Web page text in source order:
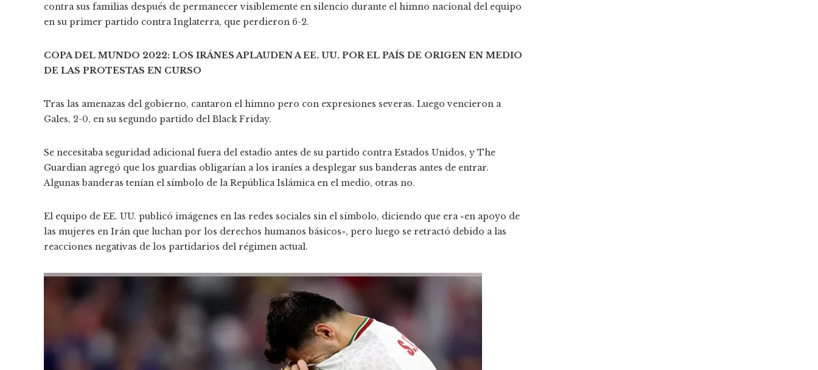
contra sus familias después de permanecer visiblemente en silencio durante el himno nacional del equipo
en su primer partido contra Inglaterra, que perdieron 6-2.
COPA DEL MUNDO 2022: LOS IRÁNES APLAUDEN A EE. UU. POR EL PAÍS DE ORIGEN EN MEDIO
DE LAS PROTESTAS EN CURSO
Tras las amenazas del gobierno, cantaron el himno pero con expresiones severas. Luego vencieron a
Gales, 2-0, en su segundo partido del Black Friday.
Se necesitaba seguridad adicional fuera del estadio antes de su partido contra Estados Unidos, y The
Guardian agregó que los guardias obligarían a los iraníes a desplegar sus banderas antes de entrar.
Algunas banderas tenían el símbolo de la República Islámica en el medio, otras no.
El equipo de EE. UU. publicó imágenes en las redes sociales sin el símbolo, diciendo que era «en apoyo de
las mujeres en Irán que luchan por los derechos humanos básicos», pero luego se retractó debido a las
reacciones negativas de los partidarios del régimen actual.